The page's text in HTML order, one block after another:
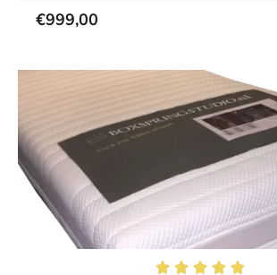
€999,00
    